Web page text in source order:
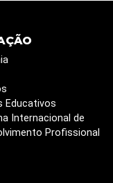
Educativos
Internacional de
Profissional